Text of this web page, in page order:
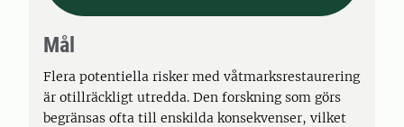
Mål
Flera potentiella risker med våtmarksrestaurering
är otillräckligt utredda. Den forskning som görs
begränsas ofta till enskilda konsekvenser, vilket